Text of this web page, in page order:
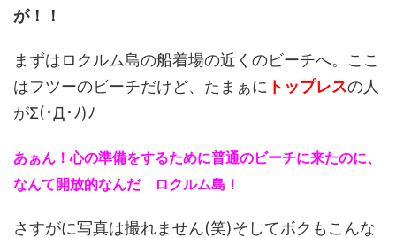
が！！
まずはロクルム島の船着場の近くのビーチへ。ここ
はフツーのビーチだけど、たまぁに トップレスの人
がΣ(･Д･ﾉ)ﾉ
あぁん！心の準備をするために普通のビーチに来たのに、
なんて開放的なんだ ロクルム島！
さすがに写真は撮れません(笑)そしてボクもこんな